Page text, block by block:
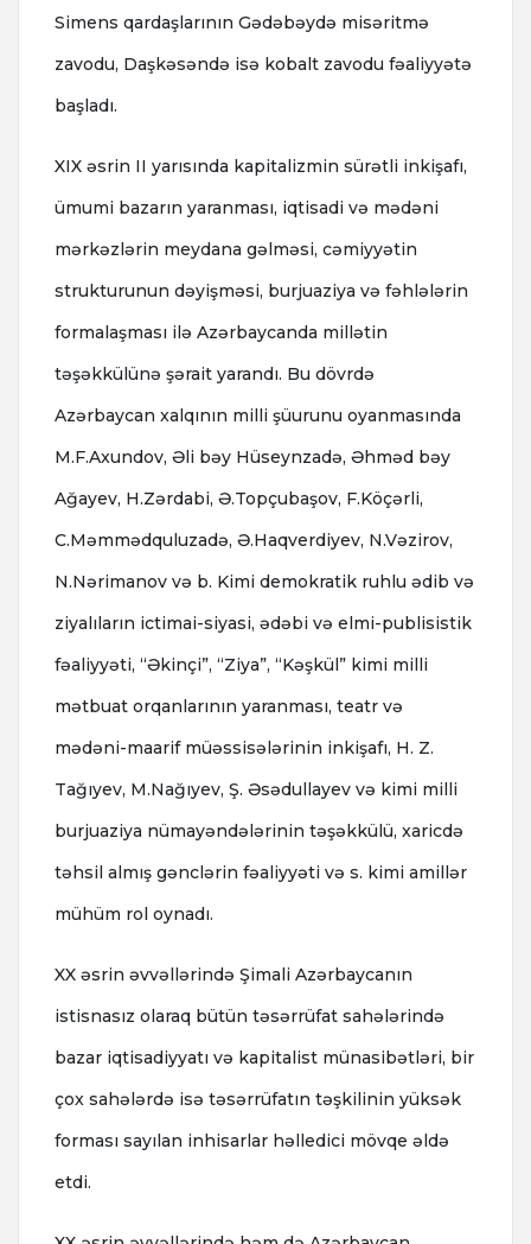
Simens qardaşlarının Gədəbəydə misəritmə
zavodu, Daşkəsəndə isə kobalt zavodu fəaliyyətə
başladı.
XIX əsrin II yarısında kapitalizmin sürətli inkişafı,
ümumi bazarın yaranması, iqtisadi və mədəni
mərkəzlərin meydana gəlməsi, cəmiyyətin
strukturunun dəyişməsi, burjuaziya və fəhlələrin
formalaşması ilə Azərbaycanda millətin
təşəkkülünə şərait yarandı. Bu dövrdə
Azərbaycan xalqının milli şüurunu oyanmasında
M.F.Axundov, Əli bəy Hüseynzadə, Əhməd bəy
Ağayev, H.Zərdabi, Ə.Topçubaşov, F.Köçərli,
C.Məmmədquluzadə, Ə.Haqverdiyev, N.Vəzirov,
N.Nərimanov və b. Kimi demokratik ruhlu ədib və
ziyalıların ictimai-siyasi, ədəbi və elmi-publisistik
fəaliyyəti, “Əkinçi”, “Ziya”, “Kəşkül” kimi milli
mətbuat orqanlarının yaranması, teatr və
mədəni-maarif müəssisələrinin inkişafı, H. Z.
Tağıyev, M.Nağıyev, Ş. Əsədullayev və kimi milli
burjuaziya nümayəndələrinin təşəkkülü, xaricdə
təhsil almış gənclərin fəaliyyəti və s. kimi amillər
mühüm rol oynadı.
XX əsrin əvvəllərində Şimali Azərbaycanın
istisnasız olaraq bütün təsərrüfat sahələrində
bazar iqtisadiyyatı və kapitalist münasibətləri, bir
çox sahələrdə isə təsərrüfatın təşkilinin yüksək
forması sayılan inhisarlar həlledici mövqe əldə
etdi.